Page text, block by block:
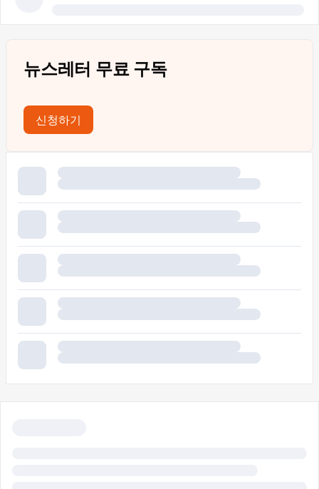
뉴스레터 무료 구독
신청하기